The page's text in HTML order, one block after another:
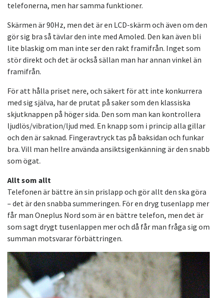
telefonerna, men har samma funktioner.
Skärmen är 90Hz, men det är en LCD-skärm och även om den
gör sig bra så tävlar den inte med Amoled. Den kan även bli
lite blaskig om man inte ser den rakt framifrån. Inget som
stör direkt och det är också sällan man har annan vinkel än
framifrån.
För att hålla priset nere, och säkert för att inte konkurrera
med sig själva, har de prutat på saker som den klassiska
skjutknappen på höger sida. Den som man kan kontrollera
ljudlös/vibration/ljud med. En knapp som i princip alla gillar
och den är saknad. Fingeravtryck tas på baksidan och funkar
bra. Vill man hellre använda ansiktsigenkänning är den snabb
som ögat.
Allt som allt
Telefonen är bättre än sin prislapp och gör allt den ska göra
– det är den snabba summeringen. För en dryg tusenlapp mer
får man Oneplus Nord som är en bättre telefon, men det är
som sagt drygt tusenlappen mer och då får man fråga sig om
summan motsvarar förbättringen.